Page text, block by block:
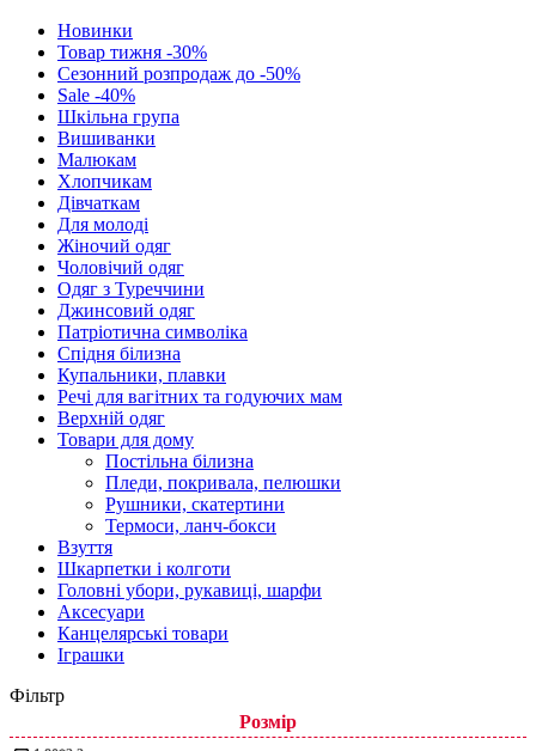
Новинки
Товар тижня -30%
Сезонний розпродаж до -50%
Sale -40%
Шкільна група
Вишиванки
Малюкам
Хлопчикам
Дівчаткам
Для молоді
Жіночий одяг
Чоловічий одяг
Одяг з Туреччини
Джинсовий одяг
Патріотична символіка
Спідня білизна
Купальники, плавки
Речі для вагітних та годуючих мам
Верхній одяг
Товари для дому
Постільна білизна
Пледи, покривала, пелюшки
Рушники, скатертини
Термоси, ланч-бокси
Взуття
Шкарпетки і колготи
Головні убори, рукавиці, шарфи
Аксесуари
Канцелярські товари
Іграшки
Фільтр
Розмір